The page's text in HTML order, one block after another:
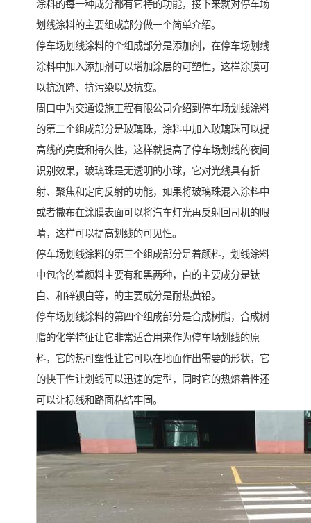
涂料的每一种成分都有它特的功能，接下来就对停车场
划线涂料的主要组成部分做一个简单介绍。
停车场划线涂料的个组成部分是添加剂，在停车场划线
涂料中加入添加剂可以增加涂层的可塑性，这样涂膜可
以抗沉降、抗污染以及抗变。
周口中为交通设施工程有限公司介绍到停车场划线涂料
的第二个组成部分是玻璃珠，涂料中加入玻璃珠可以提
高线的亮度和持久性，这样就提高了停车场划线的夜间
识别效果，玻璃珠是无透明的小球，它对光线具有折
射、聚焦和定向反射的功能，如果将玻璃珠混入涂料中
或者撒布在涂膜表面可以将汽车灯光再反射回司机的眼
睛，这样可以提高划线的可见性。
停车场划线涂料的第三个组成部分是着颜料，划线涂料
中包含的着颜料主要有和黑两种，白的主要成分是钛
白、和锌钡白等，的主要成分是耐热黄铅。
停车场划线涂料的第四个组成部分是合成树脂，合成树
脂的化学特征让它非常适合用来作为停车场划线的原
料，它的热可塑性让它可以在地面作出需要的形状，它
的快干性让划线可以迅速的定型，同时它的热熔着性还
可以让标线和路面粘结牢固。